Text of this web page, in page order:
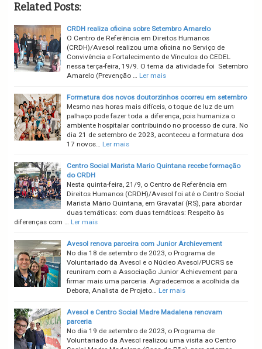
Related Posts:
CRDH realiza oficina sobre Setembro Amarelo
O Centro de Referência em Direitos Humanos
(CRDH)/Avesol realizou uma oficina no Serviço de
Convivência e Fortalecimento de Vínculos do CEDEL
nessa terça-feira, 19/9. O tema da atividade foi Setembro
Amarelo (Prevenção … Ler mais
Formatura dos novos doutorzinhos ocorreu em setembro
Mesmo nas horas mais difíceis, o toque de luz de um
palhaço pode fazer toda a diferença, pois humaniza o
ambiente hospitalar contribuindo no processo de cura. No
dia 21 de setembro de 2023, aconteceu a formatura dos
17 novos… Ler mais
Centro Social Marista Mario Quintana recebe formação
do CRDH
Nesta quinta-feira, 21/9, o Centro de Referência em
Direitos Humanos (CRDH)/Avesol foi até o Centro Social
Marista Mário Quintana, em Gravataí (RS), para abordar
duas temáticas: com duas temáticas: Respeito às
diferenças com … Ler mais
Avesol renova parceira com Junior Archievement
No dia 18 de setembro de 2023, o Programa de
Voluntariado da Avesol e o Núcleo Avesol/PUCRS se
reuniram com a Associação Junior Achievement para
firmar mais uma parceria. Agradecemos a acolhida da
Debora, Analista de Projeto… Ler mais
Avesol e Centro Social Madre Madalena renovam
parceria
No dia 19 de setembro de 2023, o Programa de
Voluntariado da Avesol realizou uma visita ao Centro